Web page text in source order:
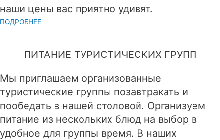
наши цены вас приятно удивят.
ПОДРОБНЕЕ
ПИТАНИЕ ТУРИСТИЧЕСКИХ ГРУПП
Мы приглашаем организованные
туристические группы позавтракать и
пообедать в нашей столовой. Организуем
питание из нескольких блюд на выбор в
удобное для группы время. В наших